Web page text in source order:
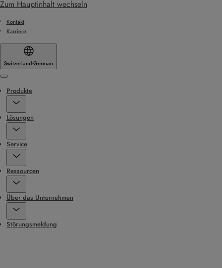
Zum Hauptinhalt wechseln
Kontakt
Karriere
Switzerland·German
Menu
Produkte
Lösungen
Service
Ressourcen
Über das Unternehmen
Störungsmeldung